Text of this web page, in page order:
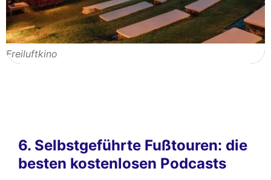
Freiluftkino
6. Selbstgeführte Fußtouren: die
besten kostenlosen Podcasts